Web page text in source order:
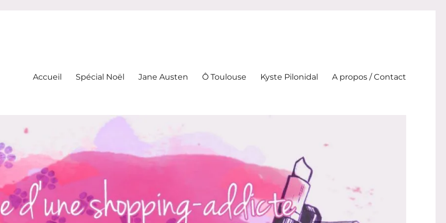
Accueil Spécial Noël Jane Austen Ô Toulouse Kyste Pilonidal A propos / Contact